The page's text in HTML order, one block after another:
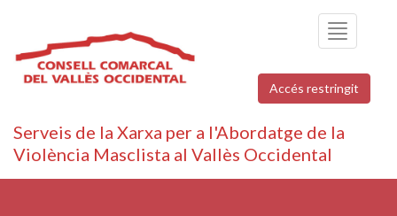
Toggle
navigation
Accés restringit
Serveis de la Xarxa per a l'Abordatge de la
Violència Masclista al Vallès Occidental